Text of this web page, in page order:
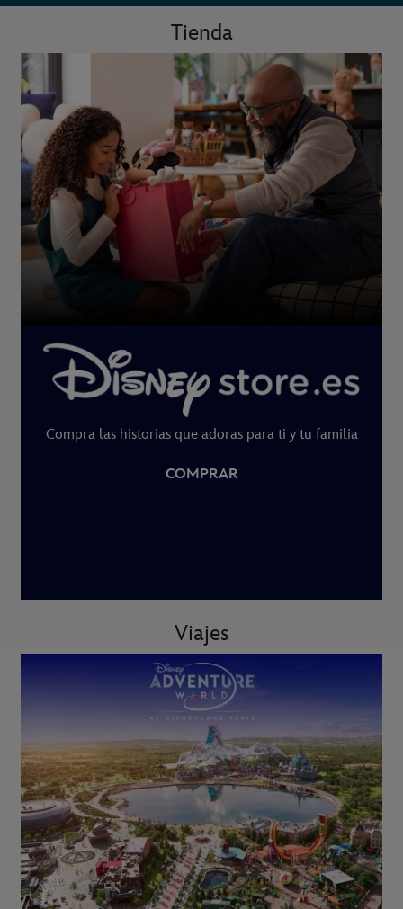
Tienda
Compra las historias que adoras para ti y tu familia
COMPRAR
Viajes